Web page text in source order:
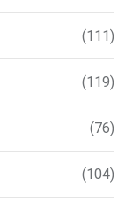
(111)
(119)
(76)
(104)